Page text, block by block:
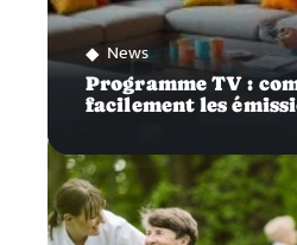
News
Programme TV :
facilement les